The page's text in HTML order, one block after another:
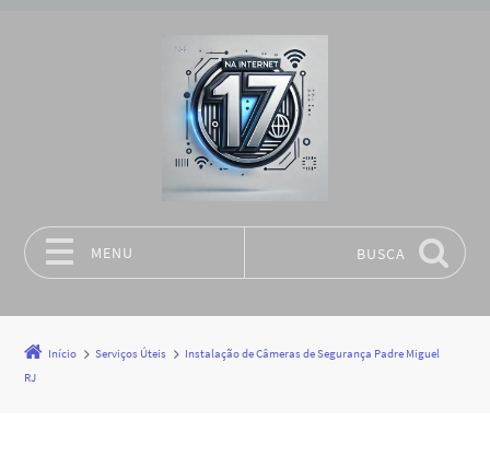
MENU BUSCA
Início Serviços Úteis
Instalação de Câmeras de Segurança Padre Miguel
RJ